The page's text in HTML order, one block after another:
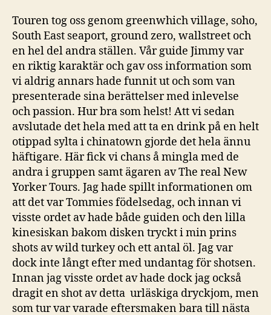
Touren tog oss genom greenwhich village, soho,
South East seaport, ground zero, wallstreet och
en hel del andra ställen. Vår guide Jimmy var
en riktig karaktär och gav oss information som
vi aldrig annars hade funnit ut och som van
presenterade sina berättelser med inlevelse
och passion. Hur bra som helst! Att vi sedan
avslutade det hela med att ta en drink på en helt
otippad sylta i chinatown gjorde det hela ännu
häftigare. Här fick vi chans å mingla med de
andra i gruppen samt ägaren av The real New
Yorker Tours. Jag hade spillt informationen om
att det var Tommies födelsedag, och innan vi
visste ordet av hade både guiden och den lilla
kinesiskan bakom disken tryckt i min prins
shots av wild turkey och ett antal öl. Jag var
dock inte långt efter med undantag för shotsen.
Innan jag visste ordet av hade dock jag också
dragit en shot av detta urläskiga dryckjom, men
som tur var varade eftersmaken bara till nästa